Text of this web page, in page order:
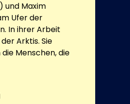
und Maxim
Ufer der
In ihrer Arbeit
Arktis. Sie
Menschen, die